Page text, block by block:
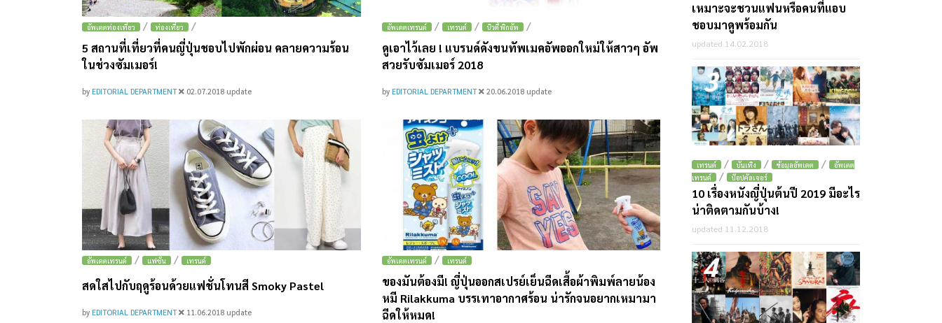
อัพเดตท่องเที่ยว / ท่องเที่ยว /
5 สถานที่เที่ยวที่คนญี่ปุ่นชอบไปพักผ่อน คลายความร้อน
ในช่วงซัมเมอร์!
by EDITORIAL DEPARTMENT 02.07.2018 update
อัพเดตเทรนด์ / เทรนด์ / บิวตี้ พิกอัพ /
ดูเอาไว้เลย ! แบรนด์ดังขนทัพเมคอัพออกใหม่ให้สาวๆ อัพ
สวยรับซัมเมอร์ 2018
by EDITORIAL DEPARTMENT 20.06.2018 update
อัพเดตเทรนด์ / แฟชั่น / เทรนด์
สดใสไปกับฤดูร้อนด้วยแฟชั่นโทนสี Smoky Pastel
by EDITORIAL DEPARTMENT 11.06.2018 update
อัพเดตเทรนด์ / เทรนด์
ของมันต้องมี! ญี่ปุ่นออกสเปรย์เย็นฉีดเสื้อผ้าพิมพ์ลายน้อง
หมี Rilakkuma บรรเทาอากาศร้อน น่ารักจนอยากเหมามา
ฉีดให้หมด!
เหมาะจะชวนแฟนหรือคนที่แอบ
ชอบมาดูพร้อมกัน
updated 14.02.2018
3
เทรนด์ / บันเทิง / ข้อมูลอัพเดต /
อัพเดต
เทรนด์
/ ป๊อปคัลเจอร์
10 เรื่องหนังญี่ปุ่นต้นปี 2019 มีอะไร
น่าติดตามกันบ้าง!
updated 11.12.2018
4